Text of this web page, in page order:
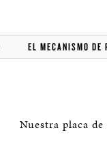
EL MECANISMO DE
Nuestra placa